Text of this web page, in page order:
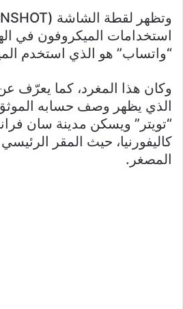
استخدامات الميكروفون في
“واتساب” هو الذي استخدم
وكان هذا المغرد، كما يعرّف
الذي يظهر وصف حسابه
“تويتر” ويسكن مدينة سان
كاليفورنيا، حيث المقر
المصغر.​